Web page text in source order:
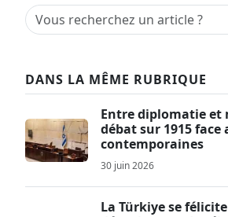
DANS LA MÊME RUBRIQUE
Entre diplomatie et
débat sur 1915 face
contemporaines
30 juin 2026
La Türkiye se